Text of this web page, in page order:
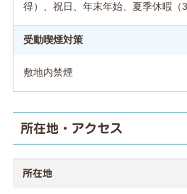
得）、祝日、年末年始、夏季休暇（3
受動喫煙対策
敷地内禁煙
所在地・アクセス
所在地